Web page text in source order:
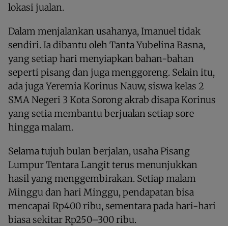
lokasi jualan.
Dalam menjalankan usahanya, Imanuel tidak
sendiri. Ia dibantu oleh Tanta Yubelina Basna,
yang setiap hari menyiapkan bahan-bahan
seperti pisang dan juga menggoreng. Selain itu,
ada juga Yeremia Korinus Nauw, siswa kelas 2
SMA Negeri 3 Kota Sorong akrab disapa Korinus
yang setia membantu berjualan setiap sore
hingga malam.
Selama tujuh bulan berjalan, usaha Pisang
Lumpur Tentara Langit terus menunjukkan
hasil yang menggembirakan. Setiap malam
Minggu dan hari Minggu, pendapatan bisa
mencapai Rp400 ribu, sementara pada hari-hari
biasa sekitar Rp250–300 ribu.